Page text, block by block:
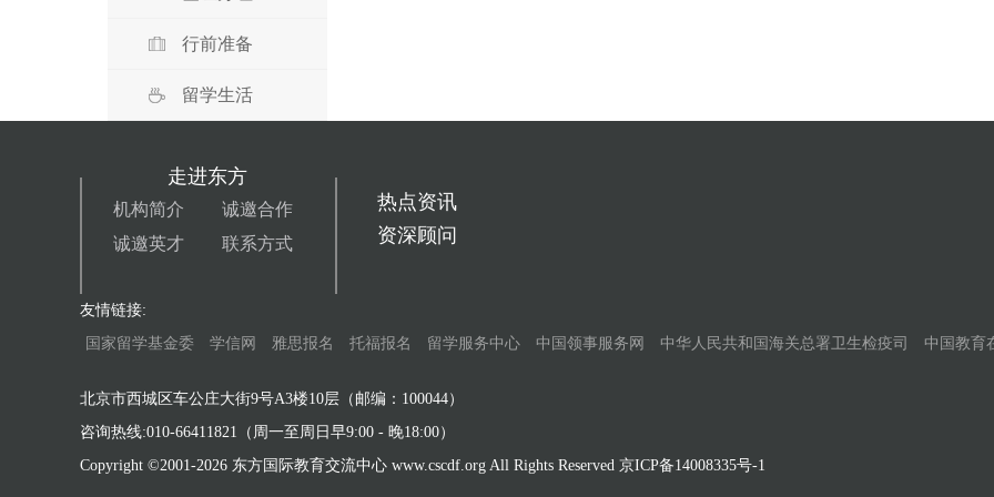
行前准备
留学生活
走进东方
机构简介
诚邀合作
诚邀英才
联系方式
热点资讯
资深顾问
友情链接:
国家留学基金委
学信网 雅思报名 托福报名 留学服务中心 中国领事服务网 中华人民共和国海关总署卫生检疫司 中国教育
北京市西城区车公庄大街9号A3楼10层（邮编：100044）
咨询热线:010-66411821（周一至周日早9:00 - 晚18:00）
Copyright ©2001-2026 东方国际教育交流中心 www.cscdf.org All Rights Reserved 京ICP备14008335号-1